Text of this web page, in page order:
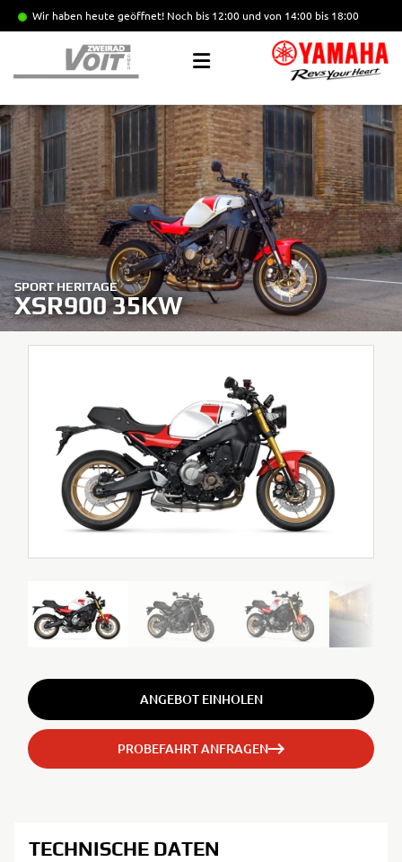
Wir haben heute geöffnet! Noch bis 12:00 und von 14:00 bis 18:00
SPORT HERITAGE
XSR900 35KW
ANGEBOT EINHOLEN
PROBEFAHRT ANFRAGEN
TECHNISCHE DATEN